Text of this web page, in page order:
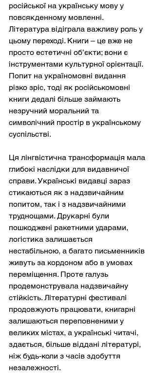
російської на українську мову у
повсякденному мовленні.
Література відіграла важливу роль у
цьому переході. Книги – це вже не
просто естетичні об’єкти; вони є
інструментами культурної орієнтації.
Попит на україномовні видання
різко зріс, тоді як російськомовні
книги дедалі більше займають
незручний моральний та
символічний простір в українському
суспільстві.
Ця лінгвістична трансформація мала
глибокі наслідки для видавничої
справи. Українські видавці зараз
стикаються як з надзвичайним
попитом, так і з надзвичайними
труднощами. Друкарні були
пошкоджені ракетними ударами,
логістика залишається
нестабільною, а багато письменників
живуть за кордоном або в умовах
переміщення. Проте галузь
продемонструвала надзвичайну
стійкість. Літературні фестивалі
продовжують працювати, книгарні
залишаються переповненими у
великих містах, а українські читачі,
здається, більше віддані літературі,
ніж будь-коли з часів здобуття
незалежності.